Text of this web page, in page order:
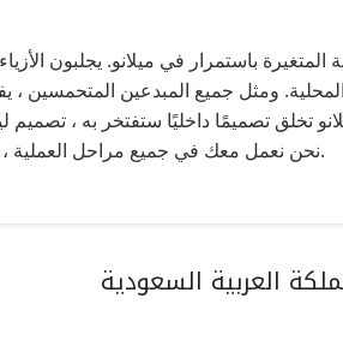
باستمرار في ميلانو. يجلبون
تخلق تصميمًا داخليًا ستفتخر به ،
نحن نعمل معك في جميع مراحل العملية ، ونصمم التصميمات الإيطالية بأسلوب يناسبك ويناسب منزلك.
العربية السعودية